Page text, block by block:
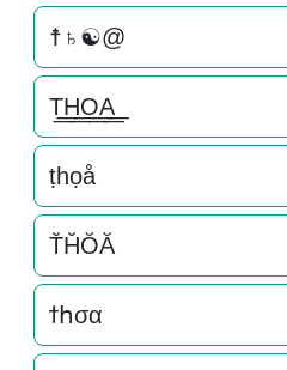
☨♄☯@
T͟͟H͟͟O͟͟A͟͟
ṭһọå
T̆H̆ŎĂ
ϯհσα